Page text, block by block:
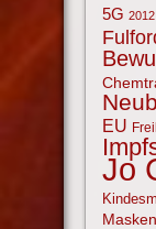
5G 2012
EU
Jo